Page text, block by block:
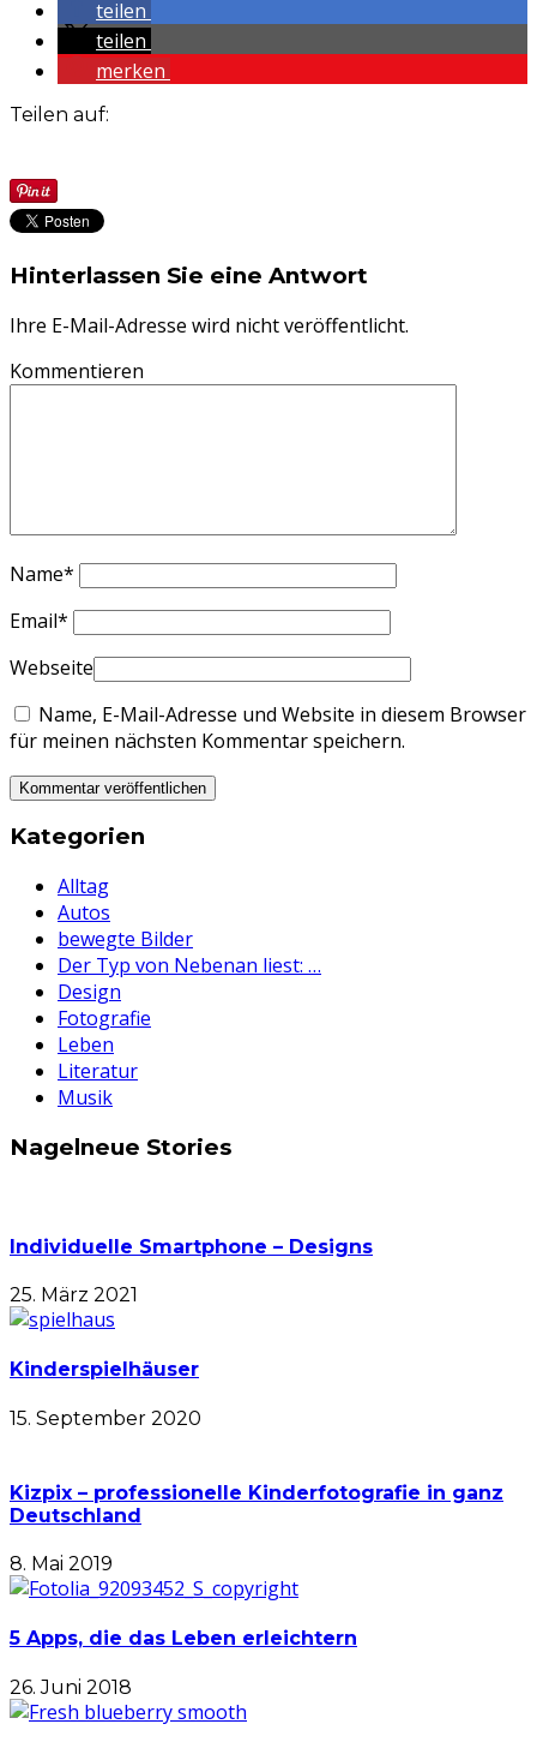
teilen
teilen
merken
Teilen auf:
Hinterlassen Sie eine Antwort
Ihre E-Mail-Adresse wird nicht veröffentlicht.
Kommentieren
Name*
Email*
Webseite
Name, E-Mail-Adresse und Website in diesem Browser
für meinen nächsten Kommentar speichern.
Kategorien
Alltag
Autos
bewegte Bilder
Der Typ von Nebenan liest: …
Design
Fotografie
Leben
Literatur
Musik
Nagelneue Stories
Individuelle Smartphone – Designs
25. März 2021
Kinderspielhäuser
15. September 2020
Kizpix – professionelle Kinderfotografie in ganz
Deutschland
8. Mai 2019
5 Apps, die das Leben erleichtern
26. Juni 2018